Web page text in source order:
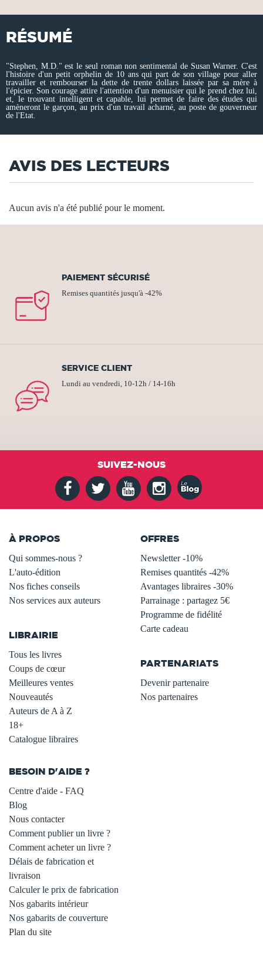
RÉSUMÉ
"Stephen, M.D." est le seul roman non sentimental de Susan Warner. C'est
l'histoire d'un petit orphelin de 10 ans qui part de son village pour aller
travailler et rembourser la dette de trente dollars laissée par sa mère à
l'épicier. Son courage attire l'attention d'un menuisier qui le prend chez lui,
et, le trouvant intelligent et capable, lui permet de faire des études qui
amèneront le garçon, au prix d'un travail acharné, au poste de gouverneur
de l'Etat.
AVIS DES LECTEURS
Aucun avis n'a été publié pour le moment.
PAIEMENT SÉCURISÉ
Remises quantités jusqu'à -42%
SERVICE CLIENT
Lundi au vendredi, 10-12h / 14-16h
SUIVEZ-NOUS
À PROPOS
Qui sommes-nous ?
L'auto-édition
Nos fiches conseils
Nos services aux auteurs
LIBRAIRIE
Tous les livres
Coups de cœur
Meilleures ventes
Nouveautés
Auteurs de A à Z
18+
Catalogue libraires
OFFRES
Newsletter -10%
Remises quantités -42%
Avantages libraires -30%
Parrainage : partagez 5€
Programme de fidélité
Carte cadeau
PARTENARIATS
Devenir partenaire
Nos partenaires
BESOIN D'AIDE ?
Centre d'aide - FAQ
Blog
Nous contacter
Comment publier un livre ?
Comment acheter un livre ?
Délais de fabrication et
livraison
Calculer le prix de fabrication
Nos gabarits intérieur
Nos gabarits de couverture
Plan du site